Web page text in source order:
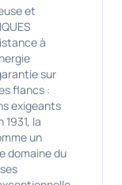
et
à
sur
flancs :
exigeants
1931, la
un
domaine du